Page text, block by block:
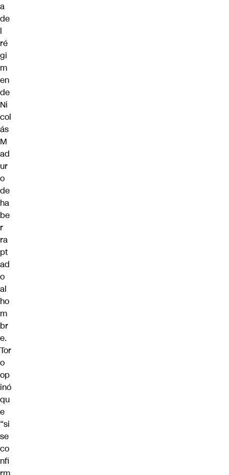
a
de
l
ré
gi
m
en
de
Ni
col
ás
M
ad
ur
o
de
ha
be
r
ra
pt
ad
o
al
ho
m
br
e.
Tor
o
op
inó
qu
e
“si
se
co
nfi